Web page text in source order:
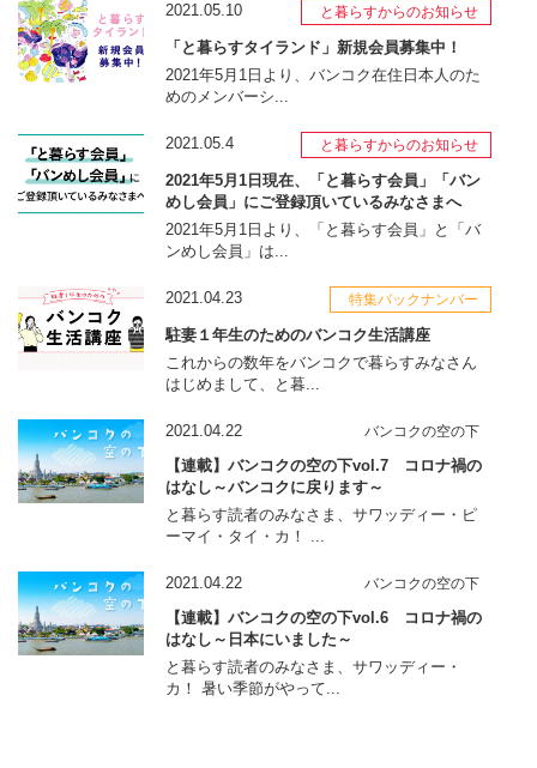
2021.05.10 と暮らすからのお知らせ
「と暮らすタイランド」新規会員募集中！
2021年5月1日より、バンコク在住日本人のた
めのメンバーシ...
2021.05.4 と暮らすからのお知らせ
2021年5月1日現在、「と暮らす会員」「バン
めし会員」にご登録頂いているみなさまへ
2021年5月1日より、「と暮らす会員」と「バ
ンめし会員」は...
2021.04.23 特集バックナンバー
駐妻１年生のためのバンコク生活講座
これからの数年をバンコクで暮らすみなさん
はじめまして、と暮...
2021.04.22 バンコクの空の下
【連載】バンコクの空の下vol.7 コロナ禍の
はなし～バンコクに戻ります～
と暮らす読者のみなさま、サワッディー・ピ
ーマイ・タイ・カ！ ...
2021.04.22 バンコクの空の下
【連載】バンコクの空の下vol.6 コロナ禍の
はなし～日本にいました～
と暮らす読者のみなさま、サワッディー・
カ！ 暑い季節がやって...